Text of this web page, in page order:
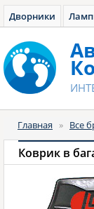
Дворники
Главная » Все
Коврик в